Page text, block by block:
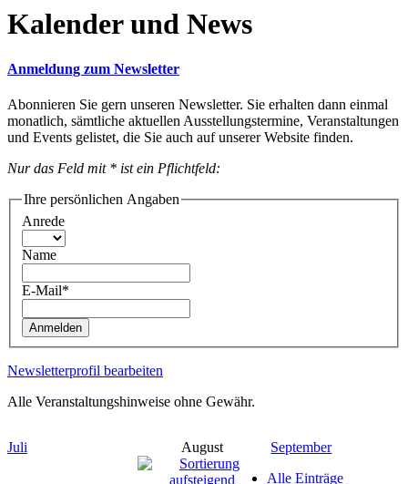
Kalender und News
Anmeldung zum Newsletter
Abonnieren Sie gern unseren Newsletter. Sie erhalten dann einmal
monatlich, sämtliche aktuellen Ausstellungstermine, Veranstaltungen
und Events gelistet, die Sie auch auf unserer Website finden.
Nur das Feld mit * ist ein Pflichtfeld:
Ihre persönlichen Angaben
Anrede
Name
E-Mail*
Anmelden
Newsletterprofil bearbeiten
Alle Veranstaltungshinweise ohne Gewähr.
Juli August
September
Alle Einträge